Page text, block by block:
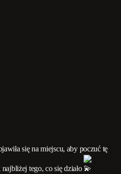
się na miejscu, aby poczuć tę
tego, co się działo